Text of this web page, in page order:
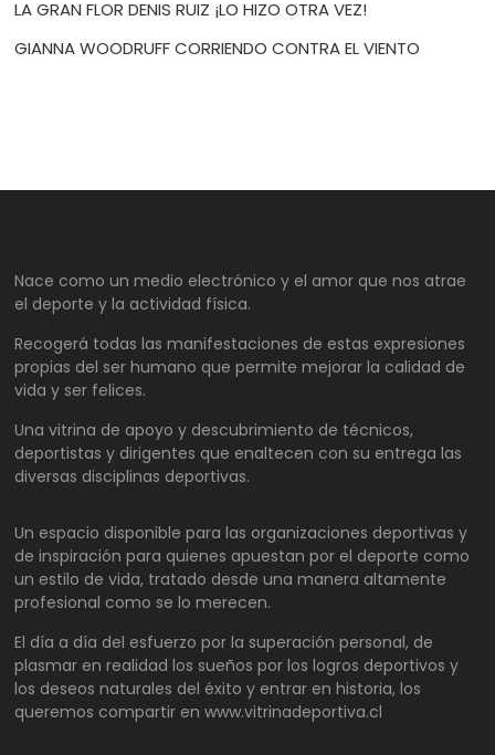
LA GRAN FLOR DENIS RUIZ ¡LO HIZO OTRA VEZ!
GIANNA WOODRUFF CORRIENDO CONTRA EL VIENTO
Nace como un medio electrónico y el amor que nos atrae
el deporte y la actividad física.
Recogerá todas las manifestaciones de estas expresiones
propias del ser humano que permite mejorar la calidad de
vida y ser felices.
Una vitrina de apoyo y descubrimiento de técnicos,
deportistas y dirigentes que enaltecen con su entrega las
diversas disciplinas deportivas.
Un espacio disponible para las organizaciones deportivas y
de inspiración para quienes apuestan por el deporte como
un estilo de vida, tratado desde una manera altamente
profesional como se lo merecen.
El día a día del esfuerzo por la superación personal, de
plasmar en realidad los sueños por los logros deportivos y
los deseos naturales del éxito y entrar en historia, los
queremos compartir en www.vitrinadeportiva.cl